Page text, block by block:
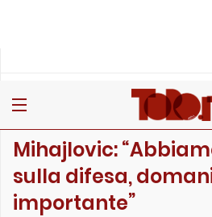
Mihajlovic:
sulla difesa,
importante”